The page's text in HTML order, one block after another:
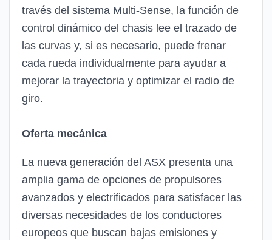
través del sistema Multi-Sense, la función de
control dinámico del chasis lee el trazado de
las curvas y, si es necesario, puede frenar
cada rueda individualmente para ayudar a
mejorar la trayectoria y optimizar el radio de
giro.
Oferta mecánica
La nueva generación del ASX presenta una
amplia gama de opciones de propulsores
avanzados y electrificados para satisfacer las
diversas necesidades de los conductores
europeos que buscan bajas emisiones y